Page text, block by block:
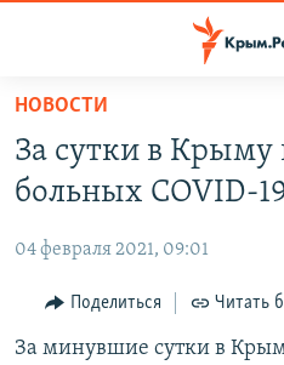
Вернуться
основному
содержанию
навигации
Вернутся
СПЕЦПРОЕКТЫ
КАРТА ВОЕННЫХ ОБЪЕКТОВ
11 ЛЕТ ОККУПАЦИИ КРЫМА. 11
ИСТОРИЯ
ЕЩЕ
ИНТЕРАКТИВ
РАДІО СВОБОДА
НОВОСТИ
За сутки в Крыму
больных COVID-
04 февраля 2021, 09:01
Поделиться Читать
За минувшие сутки в